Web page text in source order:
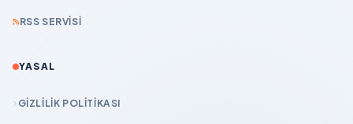
RSS SERVISI
YASAL
GIZLILIK POLITIKASI